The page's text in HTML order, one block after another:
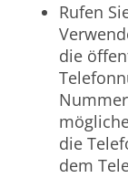
Rufen
die
die
dem